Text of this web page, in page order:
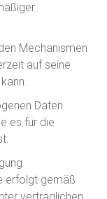
Mechanismen
auf seine
Daten
es für die
erfolgt gemäß